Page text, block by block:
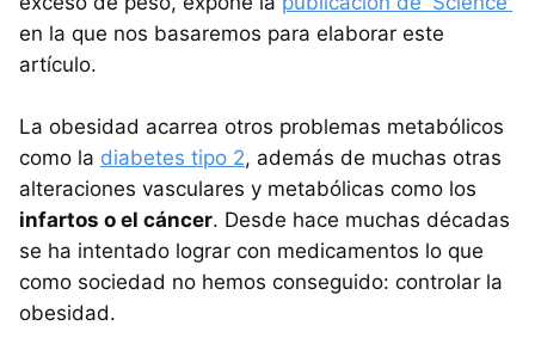
en la que nos basaremos para elaborar este
artículo.
La obesidad acarrea otros problemas metabólicos
como la diabetes tipo 2, además de muchas otras
alteraciones vasculares y metabólicas como los
infartos o el cáncer. Desde hace muchas décadas
se ha intentado lograr con medicamentos lo que
como sociedad no hemos conseguido: controlar la
obesidad.